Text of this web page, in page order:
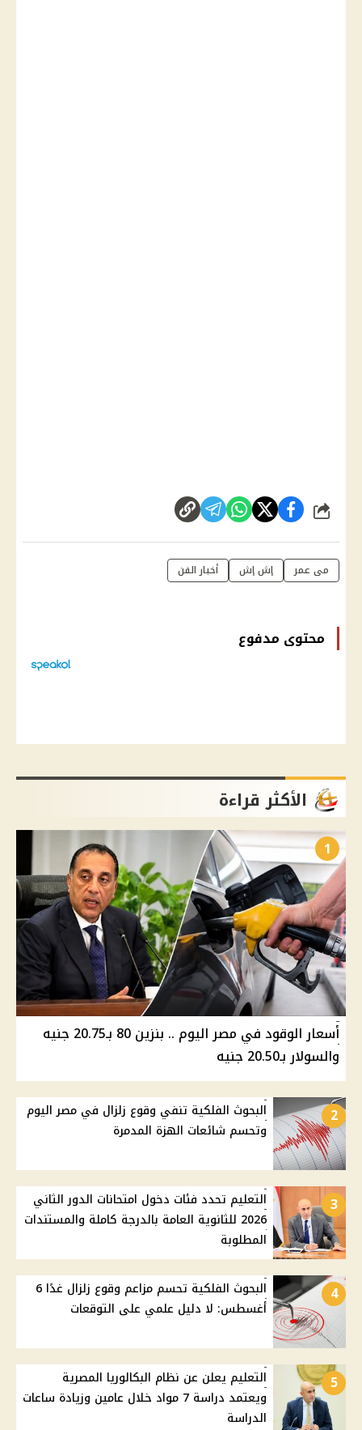
شارك
مى عمر إش إش أخبار الفن
محتوى مدفوع
الأكثر قراءة
1
أسعار الوقود في مصر اليوم .. بنزين 80 بـ20.75 جنيه
والسولار بـ20.50 جنيه
2
البحوث الفلكية تنفي وقوع زلزال في مصر اليوم
وتحسم شائعات الهزة المدمرة
3
التعليم تحدد فئات دخول امتحانات الدور الثاني
2026 للثانوية العامة بالدرجة كاملة والمستندات
المطلوبة
4
البحوث الفلكية تحسم مزاعم وقوع زلزال غدًا 6
أغسطس: لا دليل علمي على التوقعات
5
التعليم يعلن عن نظام البكالوريا المصرية
ويعتمد دراسة 7 مواد خلال عامين وزيادة ساعات
الدراسة